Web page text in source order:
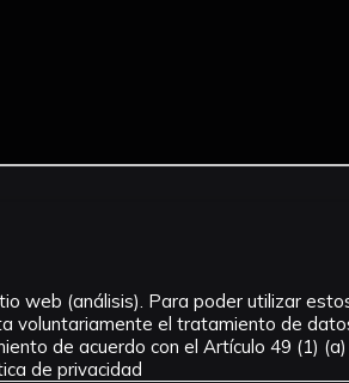
web (análisis). Para poder utilizar
voluntariamente el tratamiento de
de acuerdo con el Artículo 49 (1)
de privacidad